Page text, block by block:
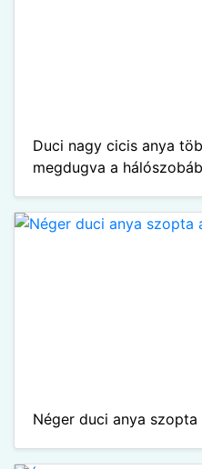
Duci nagy cicis anya
megdugva a
Néger duci anya szopta